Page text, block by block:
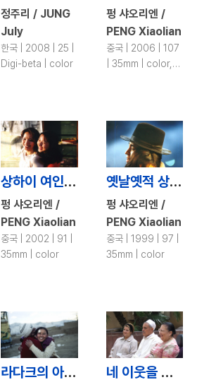
정주리 / JUNG
July
한국 | 2008 | 25 |
Digi-beta | color
펑 샤오리엔 /
PENG Xiaolian
중국 | 2006 | 107
| 35mm | color,
상하이 여인들 / Shanghai Women
펑 샤오리엔 /
PENG Xiaolian
중국 | 2002 | 91 |
35mm | color
옛날옛적 상하이에서 / Once upon a Time in Shanghai
펑 샤오리엔 /
PENG Xiaolian
중국 | 1999 | 97 |
35mm | color
라다크의 아이스하키 소녀들 / Thin Ice 네 이웃을 사랑하라 / Two Ladies